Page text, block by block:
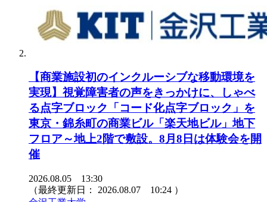
【商業施設初のインクルーシブな移動環境を
実現】視覚障害者の声をきっかけに、しゃべ
る点字ブロック「コード化点字ブロック」を
東京・錦糸町の商業ビル「楽天地ビル」地下
フロア～地上2階で敷設。8月8日は体験会を開
催
2026.08.05 13:30
（最終更新日： 2026.08.07 10:24 ）